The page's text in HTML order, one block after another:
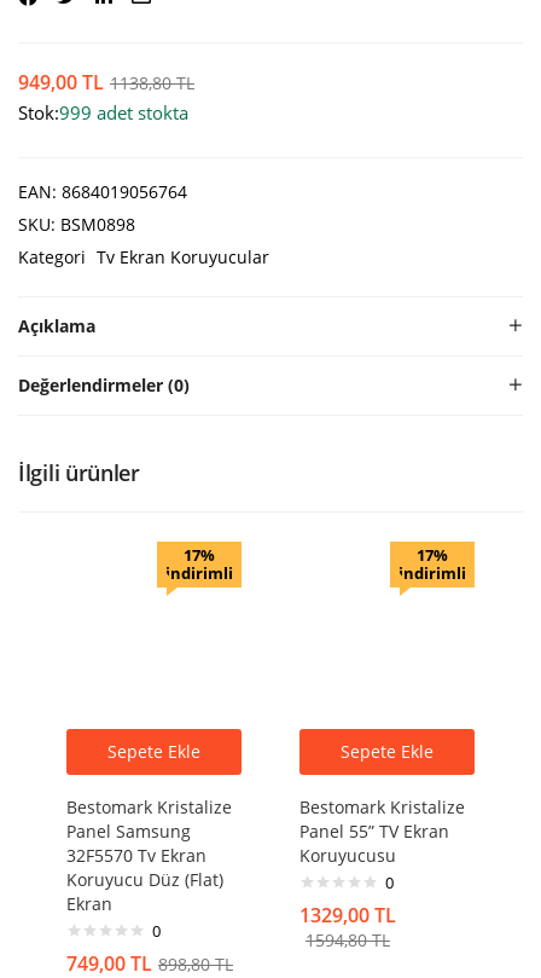
949,00TL 1138,80TL
Stok:999 adet stokta
EAN: 8684019056764
SKU: BSM0898
Kategori Tv Ekran Koruyucular
Açıklama
Değerlendirmeler (0)
İlgili ürünler
17%
indirimli
Sepete Ekle
Bestomark Kristalize
Panel Samsung
32F5570 Tv Ekran
Koruyucu Düz (Flat)
Ekran
0
749,00TL 898,80TL
17%
indirimli
Sepete Ekle
Bestomark Kristalize
Panel 55” TV Ekran
Koruyucusu
0
1329,00TL
1594,80TL